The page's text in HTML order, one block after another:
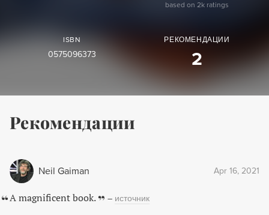
based on 2k ratings
ISBN
0575096373
РЕКОМЕНДАЦИИ
2
Рекомендации
Neil Gaiman Apr 16, 2021
A magnificent book. – источник